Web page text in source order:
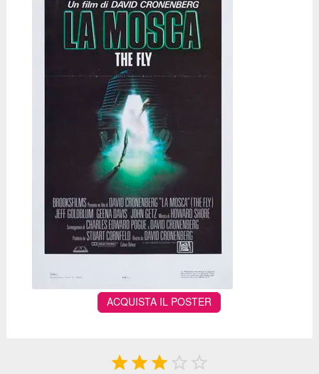
ACQUISTA IL POSTER
  